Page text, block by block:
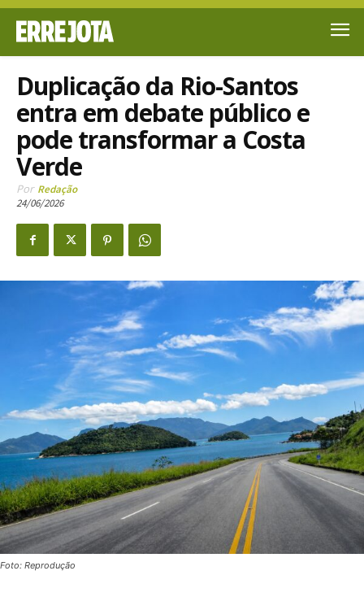
Duplicação da Rio-Santos
entra em debate público e
pode transformar a Costa
Verde
Por Redação
24/06/2026
Foto: Reprodução